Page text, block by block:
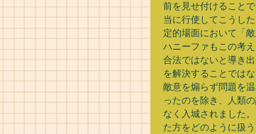
前を見せ付けること
当に行使してこうし
定的場面において「
ハニーファもこの考
合法ではないと導き
を解決することでは
敵意を煽らず問題を
ったのを除き、人類
なく入城されました
た方をどのように扱